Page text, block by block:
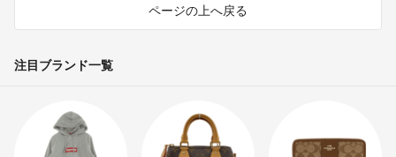
ページの上へ戻る
注目ブランド一覧